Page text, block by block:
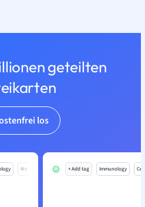
geteilten
los
Mo + Add tag Immunology